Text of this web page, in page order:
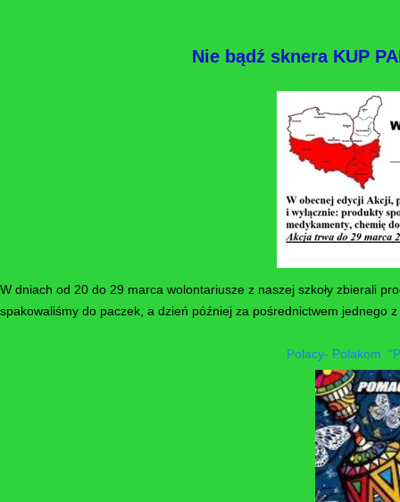
W dniach od 20 do 29 marca wolontariusze z naszej szkoły zbierali
spakowaliśmy do paczek, a dzień później za pośrednictwem jednego
Polacy- Polakom
Nie bądź sknera KUP